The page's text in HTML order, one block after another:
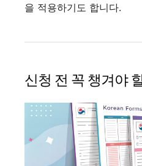
을 적용하기도 합니다.
신청 전 꼭 챙겨야